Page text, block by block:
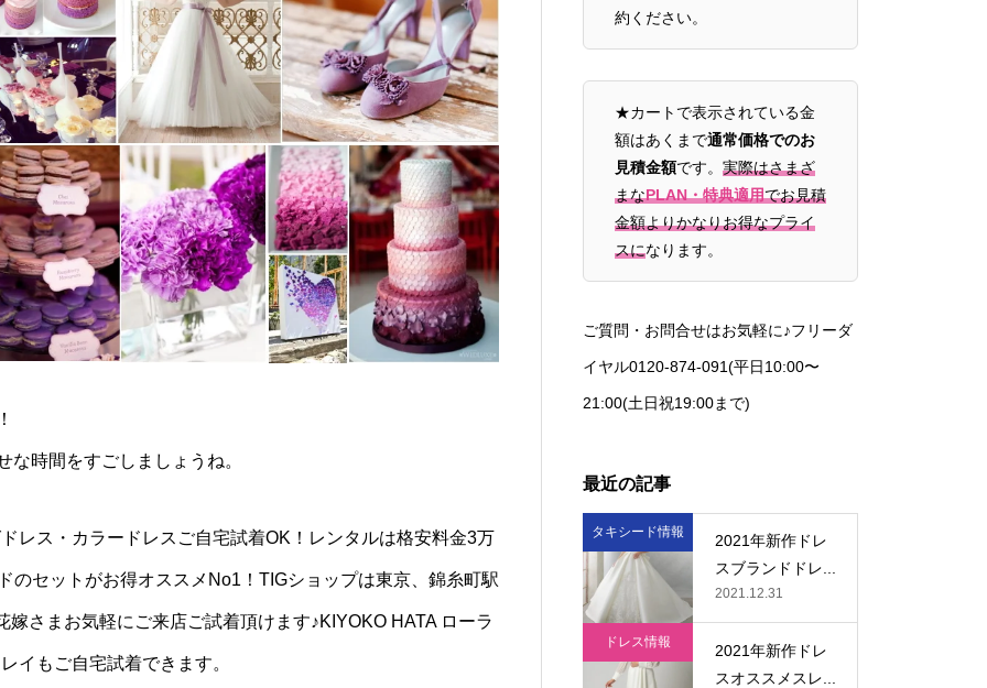
時間をすごしましょうね。
レス・カラードレスご自宅試着OK！レンタルは格安料金3万
のセットがお得オススメNo1！TIGショップは東京、錦糸町駅
さまお気軽にご来店ご試着頂けます♪KIYOKO HATA ローラ
イもご自宅試着できます。
約ください。
★カートで表示されている金
額はあくまで通常価格でのお
見積金額です。 実際はさまざ
まなPLAN・特典適用でお見積
金額よりかなりお得なプライ
スになります。
ご質問・お問合せはお気軽に♪フリーダ
イヤル0120-874-091(平日10:00〜
21:00(土日祝19:00まで)
最近の記事
2021年新作ドレ
スブランドドレ...
2021.12.31
タキシード情報
2021年新作ドレ
スオススメスレ...
ドレス情報